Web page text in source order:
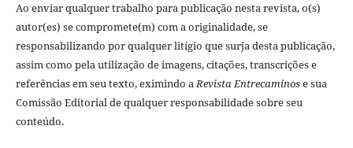
Ao enviar qualquer trabalho para publicação nesta revista, o(s)
autor(es) se compromete(m) com a originalidade, se
responsabilizando por qualquer litígio que surja desta publicação,
assim como pela utilização de imagens, citações, transcrições e
referências em seu texto, eximindo aRevista Entrecaminose sua
Comissão Editorial de qualquer responsabilidade sobre seu
conteúdo.